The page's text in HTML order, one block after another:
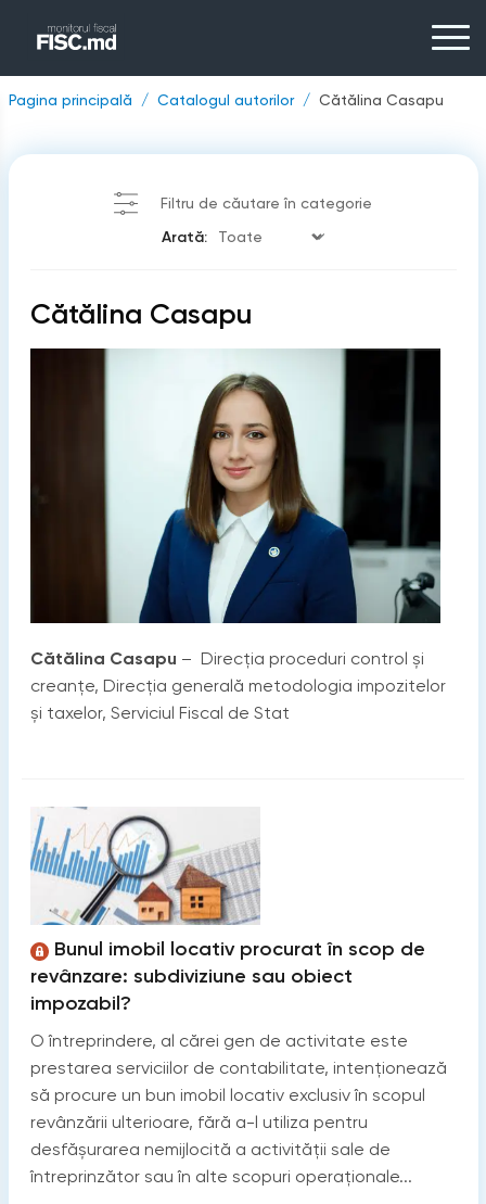
Pagina principală Catalogul autorilor Cătălina Casapu
Filtru de căutare în categorie
Arată:
Cătălina Casapu
Cătălina Casapu – Direcția proceduri control și
creanțe, Direcția generală metodologia impozitelor
și taxelor, Serviciul Fiscal de Stat
Bunul imobil locativ procurat în scop de
revânzare: subdiviziune sau obiect
impozabil?
O întreprindere, al cărei gen de activitate este
prestarea serviciilor de contabilitate, intenționează
să procure un bun imobil locativ exclusiv în scopul
revânzării ulterioare, fără a-l utiliza pentru
desfășurarea nemijlocită a activității sale de
întreprinzător sau în alte scopuri operaționale...